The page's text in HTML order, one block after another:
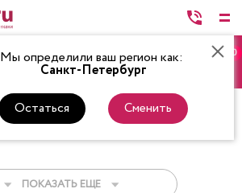
Мы определили ваш регион как:
Санкт-Петербург
Остаться Сменить
0
ТКАНИ НИТКИ
ПОКАЗАТЬ ЕЩЕ